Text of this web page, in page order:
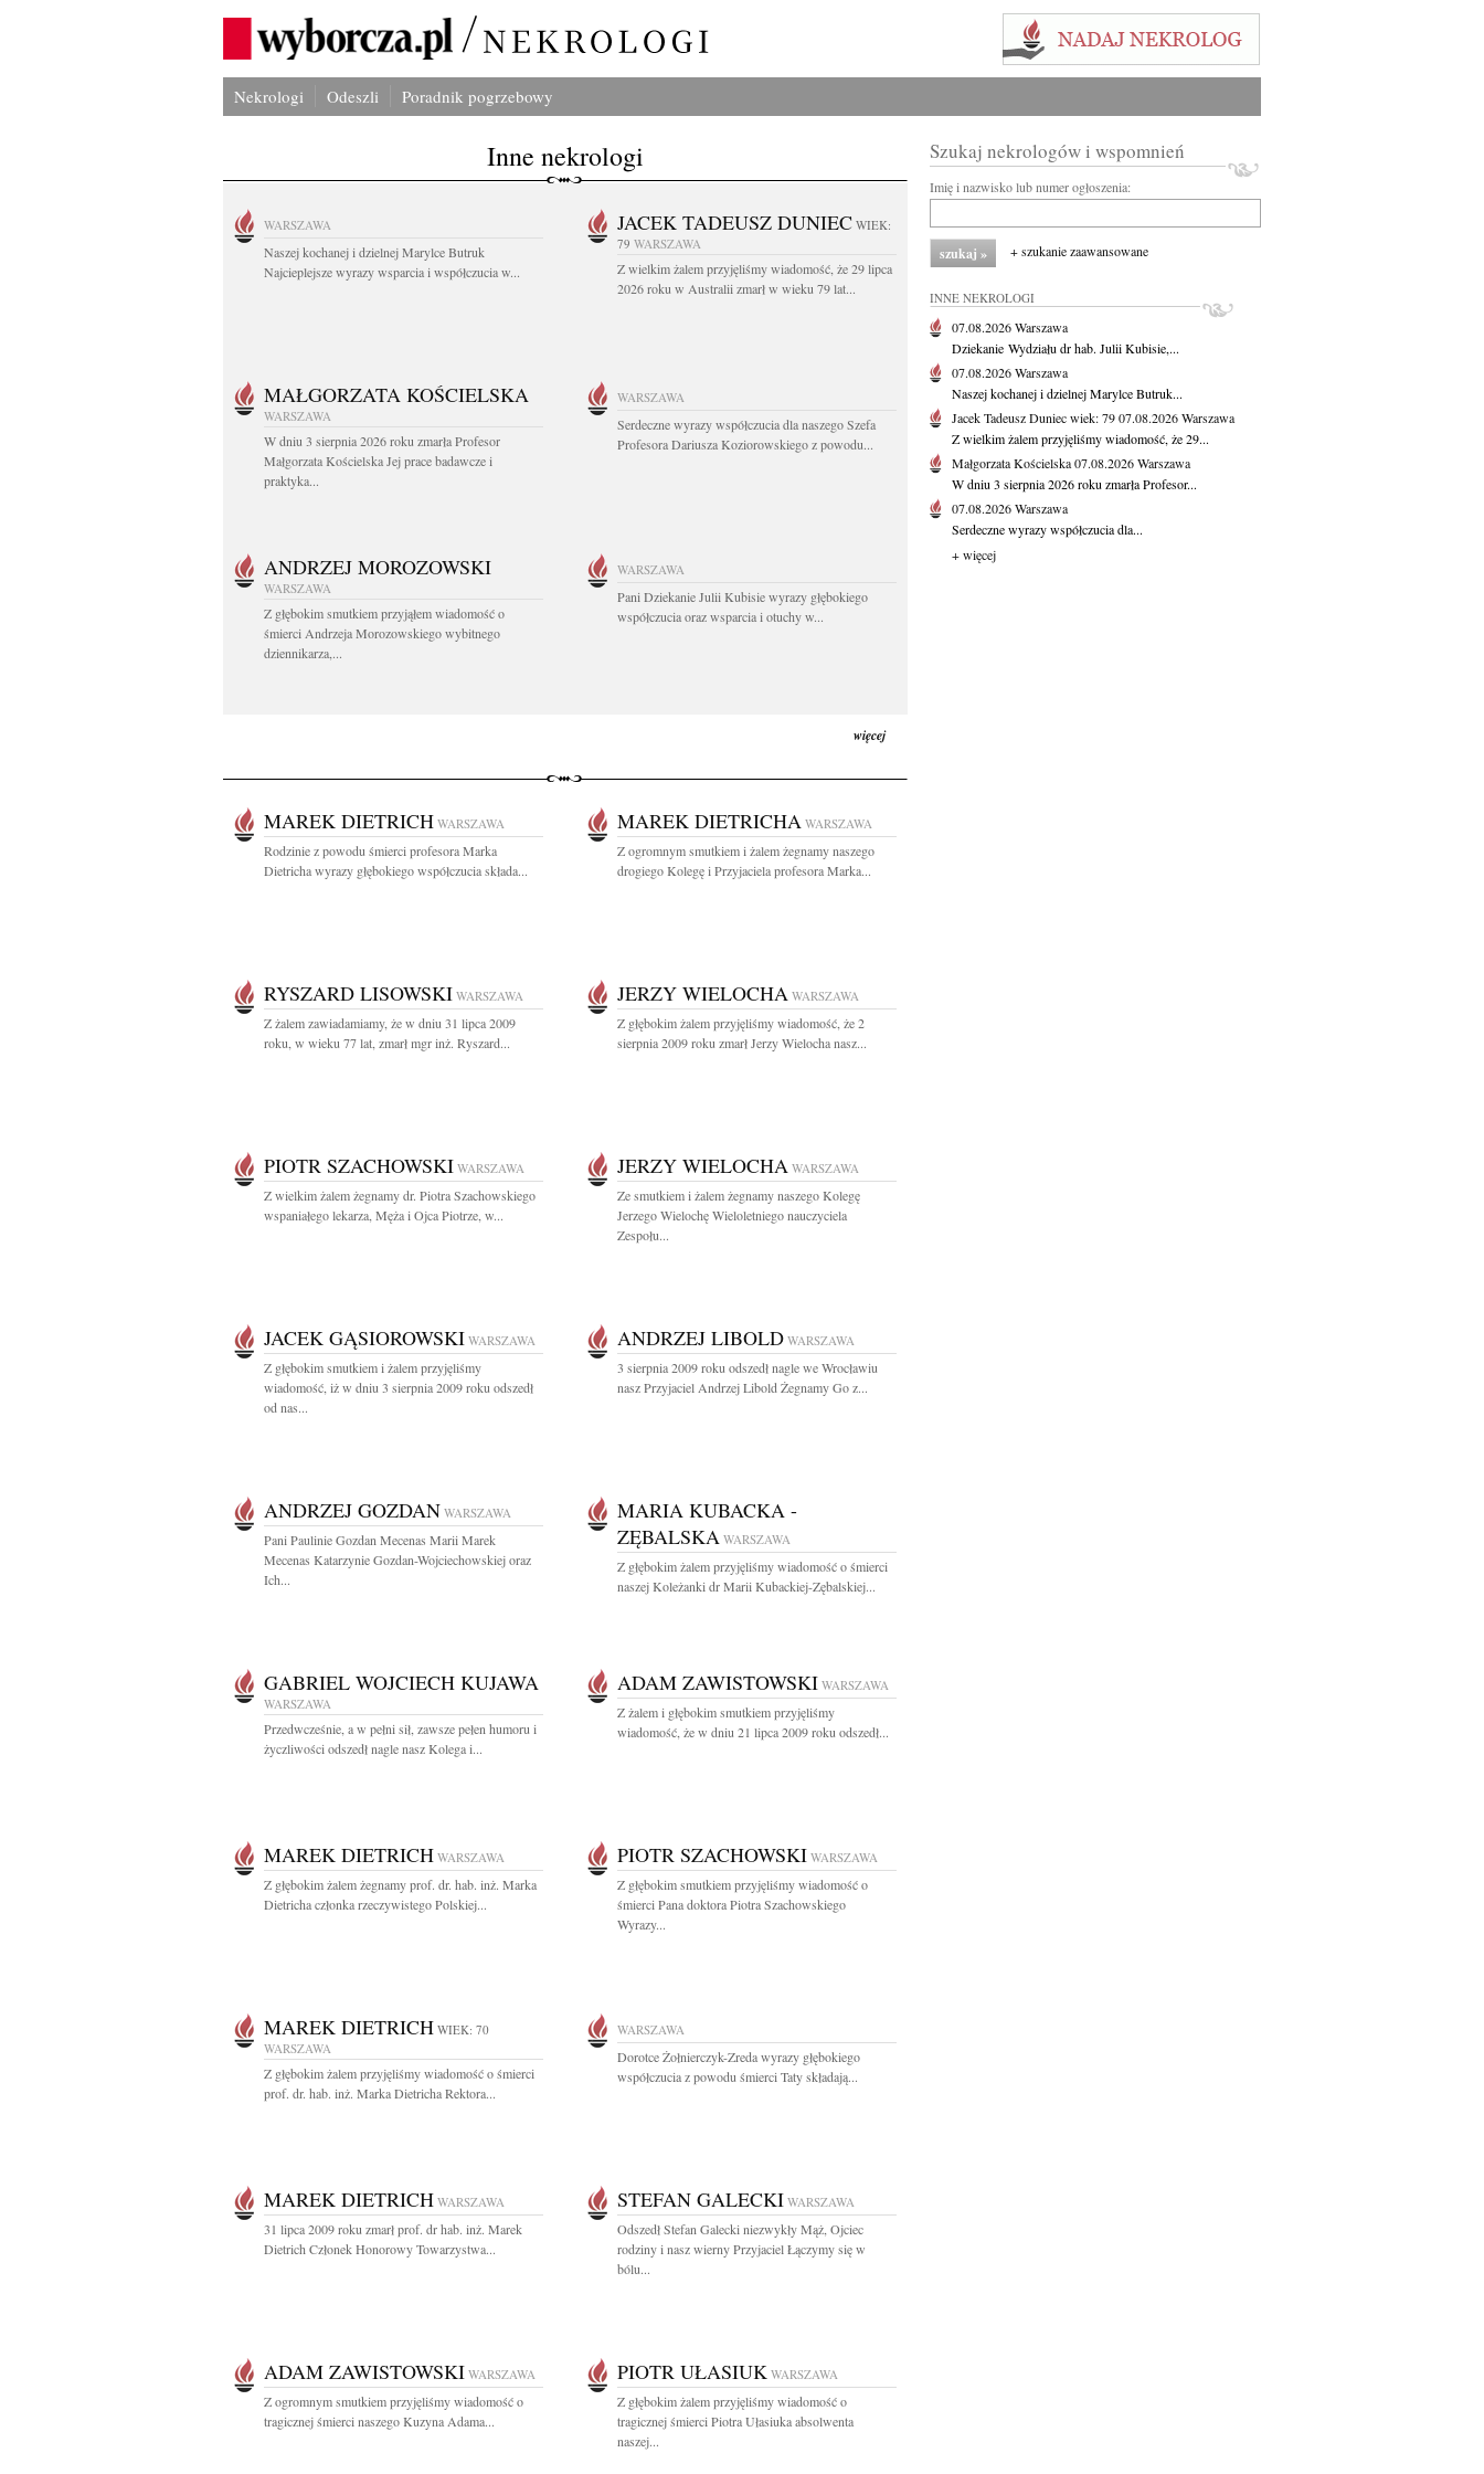
Nekrologi Odeszli Poradnik pogrzebowy
Inne nekrologi
WARSZAWA
Naszej kochanej i dzielnej Marylce Butruk
Najcieplejsze wyrazy wsparcia i współczucia w...
JACEK TADEUSZ DUNIEC WIEK:
79 WARSZAWA
Z wielkim żalem przyjęliśmy wiadomość, że 29 lipca
2026 roku w Australii zmarł w wieku 79 lat...
MAŁGORZATA KOŚCIELSKA
WARSZAWA
W dniu 3 sierpnia 2026 roku zmarła Profesor
Małgorzata Kościelska Jej prace badawcze i
praktyka...
WARSZAWA
Serdeczne wyrazy współczucia dla naszego Szefa
Profesora Dariusza Koziorowskiego z powodu...
ANDRZEJ MOROZOWSKI
WARSZAWA
Z głębokim smutkiem przyjąłem wiadomość o
śmierci Andrzeja Morozowskiego wybitnego
dziennikarza,...
WARSZAWA
Pani Dziekanie Julii Kubisie wyrazy głębokiego
współczucia oraz wsparcia i otuchy w...
więcej
MAREK DIETRICH WARSZAWA
Rodzinie z powodu śmierci profesora Marka
Dietricha wyrazy głębokiego współczucia składa...
MAREK DIETRICHA WARSZAWA
Z ogromnym smutkiem i żalem żegnamy naszego
drogiego Kolegę i Przyjaciela profesora Marka...
RYSZARD LISOWSKI WARSZAWA
Z żalem zawiadamiamy, że w dniu 31 lipca 2009
roku, w wieku 77 lat, zmarł mgr inż. Ryszard...
JERZY WIELOCHA WARSZAWA
Z głębokim żalem przyjęliśmy wiadomość, że 2
sierpnia 2009 roku zmarł Jerzy Wielocha nasz...
PIOTR SZACHOWSKI WARSZAWA
Z wielkim żalem żegnamy dr. Piotra Szachowskiego
wspaniałego lekarza, Męża i Ojca Piotrze, w...
JERZY WIELOCHA WARSZAWA
Ze smutkiem i żalem żegnamy naszego Kolegę
Jerzego Wielochę Wieloletniego nauczyciela
Zespołu...
JACEK GĄSIOROWSKI WARSZAWA
Z głębokim smutkiem i żalem przyjęliśmy
wiadomość, iż w dniu 3 sierpnia 2009 roku odszedł
od nas...
ANDRZEJ LIBOLD WARSZAWA
3 sierpnia 2009 roku odszedł nagle we Wrocławiu
nasz Przyjaciel Andrzej Libold Żegnamy Go z...
ANDRZEJ GOZDAN WARSZAWA
Pani Paulinie Gozdan Mecenas Marii Marek
Mecenas Katarzynie Gozdan-Wojciechowskiej oraz
Ich...
MARIA KUBACKA -
ZĘBALSKA WARSZAWA
Z głębokim żalem przyjęliśmy wiadomość o śmierci
naszej Koleżanki dr Marii Kubackiej-Zębalskiej...
GABRIEL WOJCIECH KUJAWA
WARSZAWA
Przedwcześnie, a w pełni sił, zawsze pełen humoru i
życzliwości odszedł nagle nasz Kolega i...
ADAM ZAWISTOWSKI WARSZAWA
Z żalem i głębokim smutkiem przyjęliśmy
wiadomość, że w dniu 21 lipca 2009 roku odszedł...
MAREK DIETRICH WARSZAWA
Z głębokim żalem żegnamy prof. dr. hab. inż. Marka
Dietricha członka rzeczywistego Polskiej...
PIOTR SZACHOWSKI WARSZAWA
Z głębokim smutkiem przyjęliśmy wiadomość o
śmierci Pana doktora Piotra Szachowskiego
Wyrazy...
MAREK DIETRICH WIEK: 70
WARSZAWA
Z głębokim żalem przyjęliśmy wiadomość o śmierci
prof. dr. hab. inż. Marka Dietricha Rektora...
WARSZAWA
Dorotce Żołnierczyk-Zreda wyrazy głębokiego
współczucia z powodu śmierci Taty składają...
MAREK DIETRICH WARSZAWA
31 lipca 2009 roku zmarł prof. dr hab. inż. Marek
Dietrich Członek Honorowy Towarzystwa...
STEFAN GALECKI WARSZAWA
Odszedł Stefan Galecki niezwykły Mąż, Ojciec
rodziny i nasz wierny Przyjaciel Łączymy się w
bólu...
ADAM ZAWISTOWSKI WARSZAWA
Z ogromnym smutkiem przyjęliśmy wiadomość o
tragicznej śmierci naszego Kuzyna Adama...
PIOTR UŁASIUK WARSZAWA
Z głębokim żalem przyjęliśmy wiadomość o
tragicznej śmierci Piotra Ułasiuka absolwenta
naszej...
Szukaj nekrologów i wspomnień
Imię i nazwisko lub numer ogłoszenia:
+ szukanie zaawansowane
INNE NEKROLOGI
07.08.2026Warszawa
Dziekanie Wydziału dr hab. Julii Kubisie,...
07.08.2026Warszawa
Naszej kochanej i dzielnej Marylce Butruk...
Jacek Tadeusz Duniecwiek: 7907.08.2026Warszawa
Z wielkim żalem przyjęliśmy wiadomość, że 29...
Małgorzata Kościelska07.08.2026Warszawa
W dniu 3 sierpnia 2026 roku zmarła Profesor...
07.08.2026Warszawa
Serdeczne wyrazy współczucia dla...
+ więcej